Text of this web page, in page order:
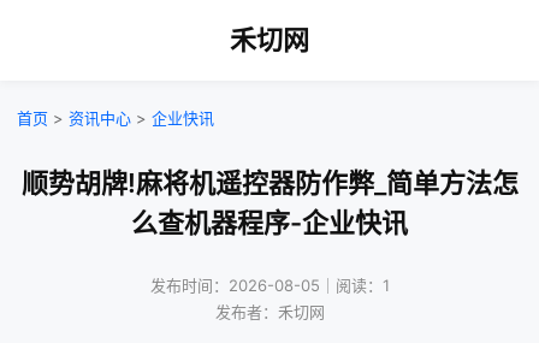
禾切网
首页 > 资讯中心 > 企业快讯
顺势胡牌!麻将机遥控器防作弊_简单方法怎
么查机器程序-企业快讯
发布时间：2026-08-05｜阅读：1
发布者：禾切网